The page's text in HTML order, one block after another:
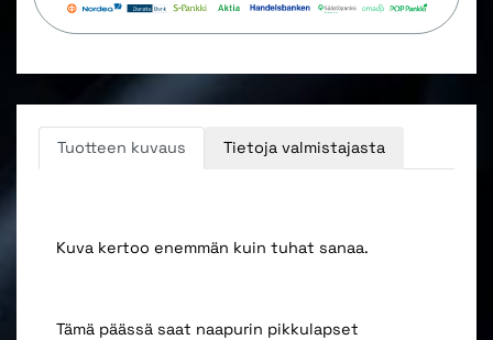
Tuotteen kuvaus Tietoja valmistajasta
Kuva kertoo enemmän kuin tuhat sanaa.
Tämä päässä saat naapurin pikkulapset